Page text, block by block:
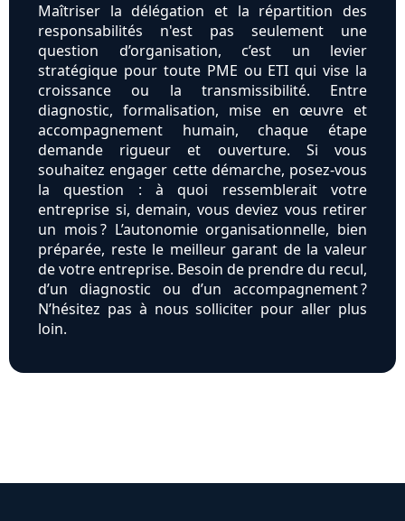
Maîtriser la délégation et la répartition des
responsabilités n'est pas seulement une
question d’organisation, c’est un levier
stratégique pour toute PME ou ETI qui vise la
croissance ou la transmissibilité. Entre
diagnostic, formalisation, mise en œuvre et
accompagnement humain, chaque étape
demande rigueur et ouverture. Si vous
souhaitez engager cette démarche, posez-vous
la question : à quoi ressemblerait votre
entreprise si, demain, vous deviez vous retirer
un mois ? L’autonomie organisationnelle, bien
préparée, reste le meilleur garant de la valeur
de votre entreprise. Besoin de prendre du recul,
d’un diagnostic ou d’un accompagnement ?
N’hésitez pas à nous solliciter pour aller plus
loin.